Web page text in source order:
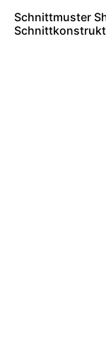
Schnittmuster